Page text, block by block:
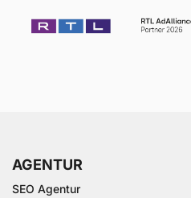
AGENTUR
SEO Agentur